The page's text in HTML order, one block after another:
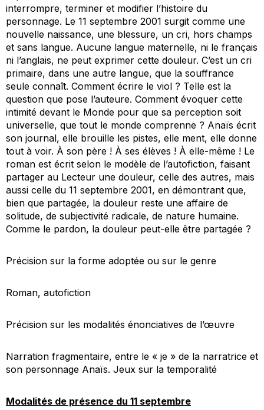
interrompre, terminer et modifier l’histoire du
personnage. Le 11 septembre 2001 surgit comme une
nouvelle naissance, une blessure, un cri, hors champs
et sans langue. Aucune langue maternelle, ni le français
ni l’anglais, ne peut exprimer cette douleur. C’est un cri
primaire, dans une autre langue, que la souffrance
seule connaît. Comment écrire le viol ? Telle est la
question que pose l’auteure. Comment évoquer cette
intimité devant le Monde pour que sa perception soit
universelle, que tout le monde comprenne ? Anaïs écrit
son journal, elle brouille les pistes, elle ment, elle donne
tout à voir. À son père ! À ses élèves ! À elle-même ! Le
roman est écrit selon le modèle de l’autofiction, faisant
partager au Lecteur une douleur, celle des autres, mais
aussi celle du 11 septembre 2001, en démontrant que,
bien que partagée, la douleur reste une affaire de
solitude, de subjectivité radicale, de nature humaine.
Comme le pardon, la douleur peut-elle être partagée ?
Précision sur la forme adoptée ou sur le genre
Roman, autofiction
Précision sur les modalités énonciatives de l’œuvre
Narration fragmentaire, entre le « je » de la narratrice et
son personnage Anaïs. Jeux sur la temporalité
Modalités de présence du 11 septembre